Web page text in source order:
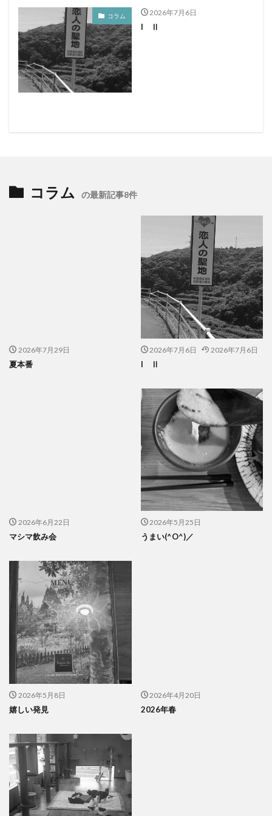
コラム 2026年7月6日
I Ⅱ
コラム の最新記事8件
2026年7月29日
夏本番
2026年7月6日 2026年7月6日
I Ⅱ
2026年6月22日
マシマ飲み会
2026年5月25日
うまい(^O^)／
2026年5月8日
嬉しい発見
2026年4月20日
2026年春